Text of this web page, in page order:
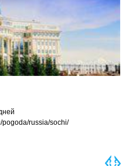
pogoda/russia/sochi/